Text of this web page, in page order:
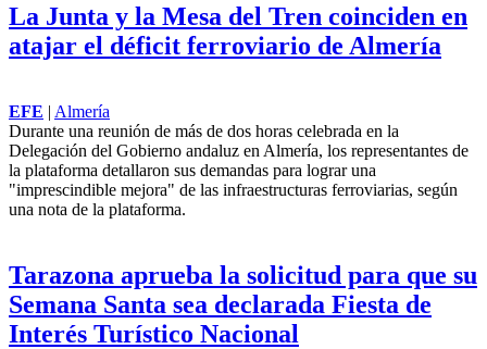
La Junta y la Mesa del Tren coinciden en
atajar el déficit ferroviario de Almería
EFE | Almería
Durante una reunión de más de dos horas celebrada en la
Delegación del Gobierno andaluz en Almería, los representantes de
la plataforma detallaron sus demandas para lograr una
"imprescindible mejora" de las infraestructuras ferroviarias, según
una nota de la plataforma.
Tarazona aprueba la solicitud para que su
Semana Santa sea declarada Fiesta de
Interés Turístico Nacional